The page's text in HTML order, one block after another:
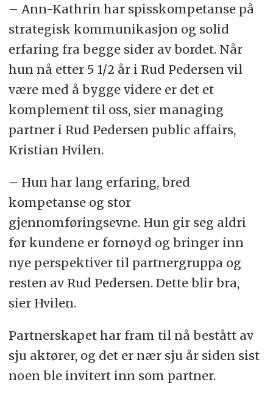
– Ann-Kathrin har spisskompetanse på
strategisk kommunikasjon og solid
erfaring fra begge sider av bordet. Når
hun nå etter 5 1/2 år i Rud Pedersen vil
være med å bygge videre er det et
komplement til oss, sier managing
partner i Rud Pedersen public affairs,
Kristian Hvilen.
– Hun har lang erfaring, bred
kompetanse og stor
gjennomføringsevne. Hun gir seg aldri
før kundene er fornøyd og bringer inn
nye perspektiver til partnergruppa og
resten av Rud Pedersen. Dette blir bra,
sier Hvilen.
Partnerskapet har fram til nå bestått av
sju aktører, og det er nær sju år siden sist
noen ble invitert inn som partner.